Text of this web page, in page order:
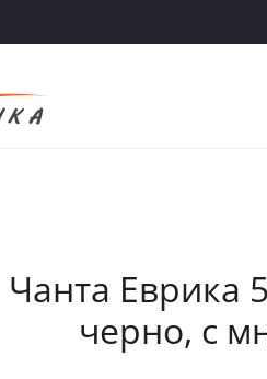
Чанта Еврика
черно, с